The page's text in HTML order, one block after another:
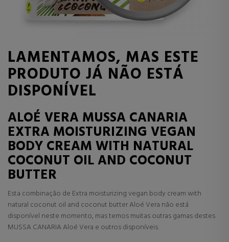
LAMENTAMOS, MAS ESTE
PRODUTO JÁ NÃO ESTÁ
DISPONÍVEL
ALOÉ VERA MUSSA CANARIA
EXTRA MOISTURIZING VEGAN
BODY CREAM WITH NATURAL
COCONUT OIL AND COCONUT
BUTTER
Esta combinação de Extra moisturizing vegan body cream with
natural coconut oil and coconut butter Aloé Vera não está
disponível neste momento, mas temos muitas outras gamas destes
MUSSA CANARIA Aloé Vera e outros disponíveis.